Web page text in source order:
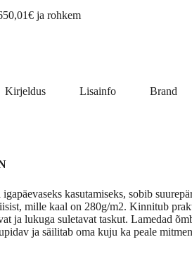
ja rohkem
Kirjeldus Lisainfo Brand
kasutamiseks, sobib
mille kaal on 280g/m2. Kinnitub
ja lukuga suletavat taskut. Lamedad
ja säilitab oma kuju ka peale